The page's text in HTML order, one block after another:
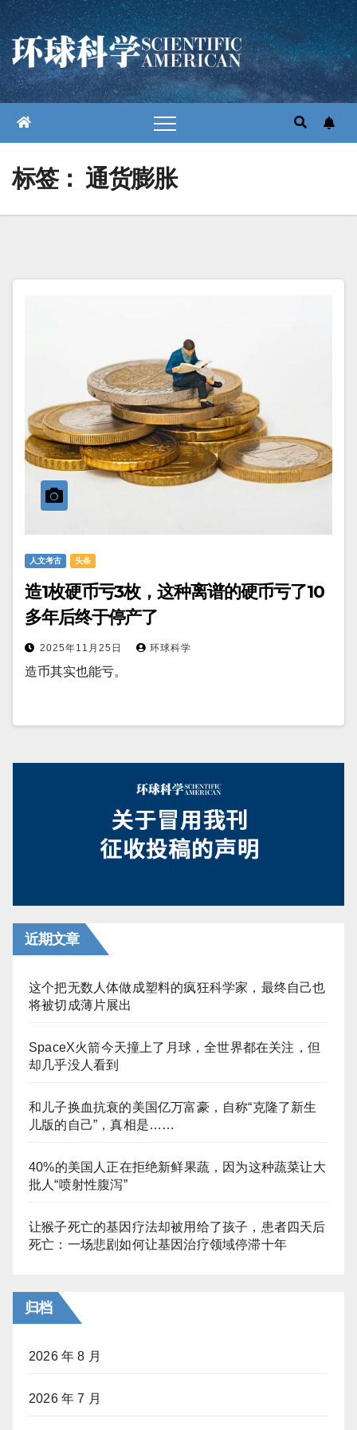
跳
至
内
容
标签： 通货膨胀
人文考古 头条
造1枚硬币亏3枚，这种离谱的硬币亏了10
多年后终于停产了
2025年11月25日 环球科学
造币其实也能亏。
近期文章
这个把无数人体做成塑料的疯狂科学家，最终自己也
将被切成薄片展出
SpaceX火箭今天撞上了月球，全世界都在关注，但
却几乎没人看到
和儿子换血抗衰的美国亿万富豪，自称“克隆了新生
儿版的自己”，真相是……
40%的美国人正在拒绝新鲜果蔬，因为这种蔬菜让大
批人“喷射性腹泻”
让猴子死亡的基因疗法却被用给了孩子，患者四天后
死亡：一场悲剧如何让基因治疗领域停滞十年
归档
2026 年 8 月
2026 年 7 月